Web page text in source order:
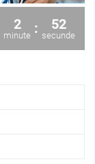
2
minute : 51
secunde